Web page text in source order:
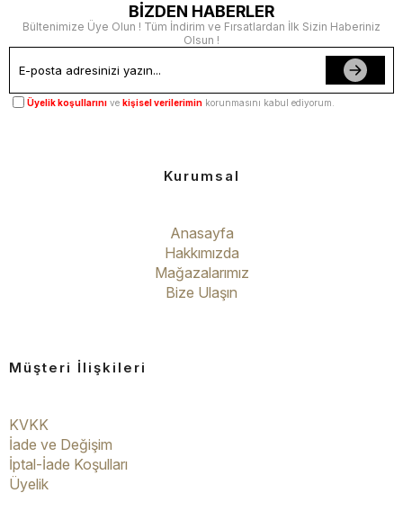
BİZDEN HABERLER
Bültenimize Üye Olun ! Tüm İndirim ve Fırsatlardan İlk Sizin Haberiniz
Olsun !
Üyelik koşullarını ve kişisel verilerimin korunmasını kabul ediyorum.
Kurumsal
Anasayfa
Hakkımızda
Mağazalarımız
Bize Ulaşın
Müşteri İlişkileri
KVKK
İade ve Değişim
İptal-İade Koşulları
Üyelik